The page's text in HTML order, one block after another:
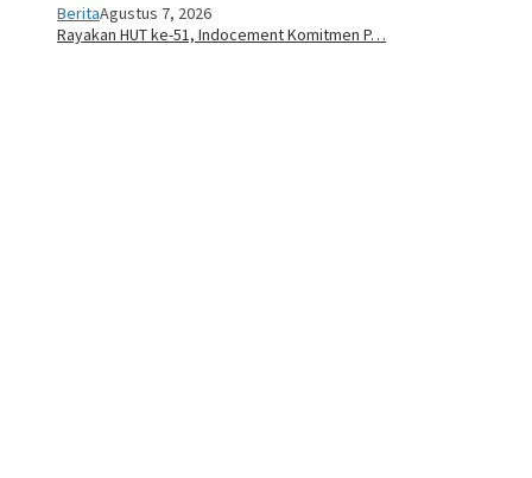
BeritaAgustus 7, 2026
Rayakan HUT ke-51, Indocement Komitmen P…